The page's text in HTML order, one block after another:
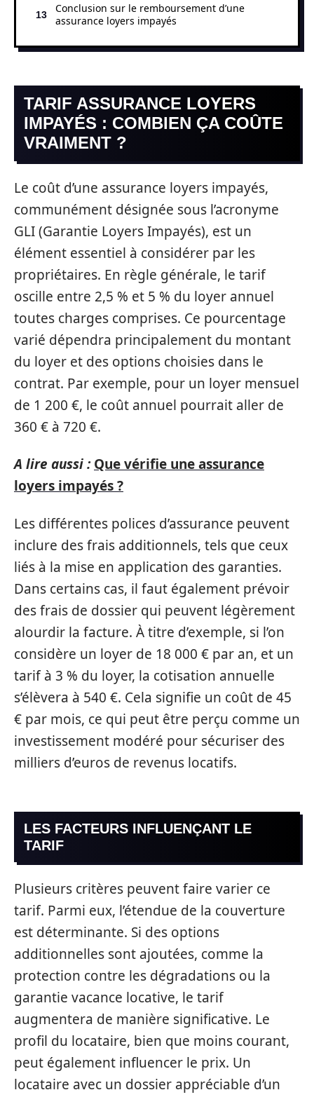
Conclusion sur le remboursement d’une
assurance loyers impayés
TARIF ASSURANCE LOYERS
IMPAYÉS : COMBIEN ÇA COÛTE
VRAIMENT ?
Le coût d’une assurance loyers impayés,
communément désignée sous l’acronyme
GLI (Garantie Loyers Impayés), est un
élément essentiel à considérer par les
propriétaires. En règle générale, le tarif
oscille entre 2,5 % et 5 % du loyer annuel
toutes charges comprises. Ce pourcentage
varié dépendra principalement du montant
du loyer et des options choisies dans le
contrat. Par exemple, pour un loyer mensuel
de 1 200 €, le coût annuel pourrait aller de
360 € à 720 €.
A lire aussi : Que vérifie une assurance
loyers impayés ?
Les différentes polices d’assurance peuvent
inclure des frais additionnels, tels que ceux
liés à la mise en application des garanties.
Dans certains cas, il faut également prévoir
des frais de dossier qui peuvent légèrement
alourdir la facture. À titre d’exemple, si l’on
considère un loyer de 18 000 € par an, et un
tarif à 3 % du loyer, la cotisation annuelle
s’élèvera à 540 €. Cela signifie un coût de 45
€ par mois, ce qui peut être perçu comme un
investissement modéré pour sécuriser des
milliers d’euros de revenus locatifs.
LES FACTEURS INFLUENÇANT LE
TARIF
Plusieurs critères peuvent faire varier ce
tarif. Parmi eux, l’étendue de la couverture
est déterminante. Si des options
additionnelles sont ajoutées, comme la
protection contre les dégradations ou la
garantie vacance locative, le tarif
augmentera de manière significative. Le
profil du locataire, bien que moins courant,
peut également influencer le prix. Un
locataire avec un dossier appréciable d’un